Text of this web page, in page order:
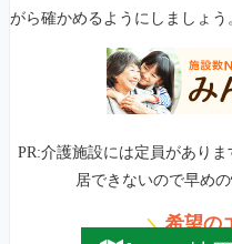
がら確かめるようにしましょう
PR:介護施設には定員があり
居できないので早め
＼希望の